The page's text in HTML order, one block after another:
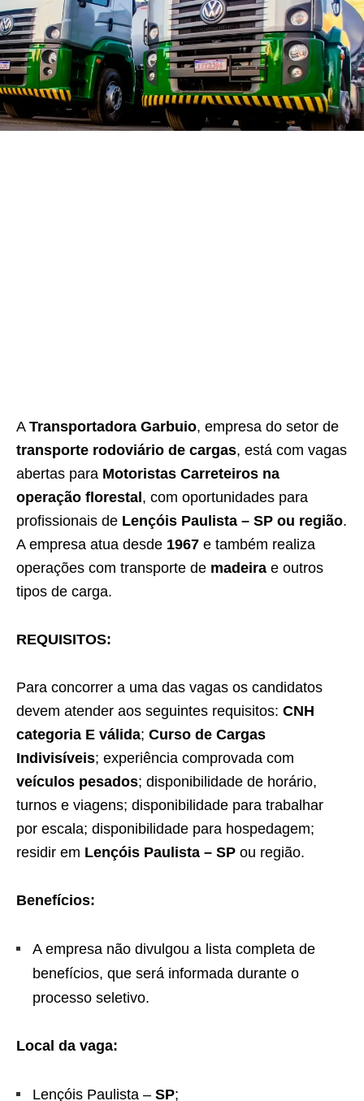
A Transportadora Garbuio, empresa do setor de
transporte rodoviário de cargas, está com vagas
abertas para Motoristas Carreteiros na
operação florestal , com oportunidades para
profissionais de Lençóis Paulista – SP ou região.
A empresa atua desde 1967 e também realiza
operações com transporte de madeira e outros
tipos de carga.
REQUISITOS:
Para concorrer a uma das vagas os candidatos
devem atender aos seguintes requisitos: CNH
categoria E válida; Curso de Cargas
Indivisíveis; experiência comprovada com
veículos pesados; disponibilidade de horário,
turnos e viagens; disponibilidade para trabalhar
por escala; disponibilidade para hospedagem;
residir em Lençóis Paulista – SP ou região.
Benefícios:
A empresa não divulgou a lista completa de
benefícios, que será informada durante o
processo seletivo.
Local da vaga:
Lençóis Paulista – SP;